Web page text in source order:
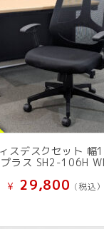
スデスクセット 幅
プラス SH2-106H
¥ 29,800 (税込）